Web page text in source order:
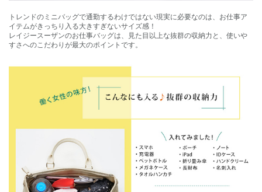
トレンドのミニバッグで通勤するわけではない現実に必要なのは、お仕事ア
イテムがきっちり入る大きすぎないサイズ感！
レイジースーザンのお仕事バッグは、見た目以上な抜群の収納力と、使いや
すさへのこだわりが最大のポイントです。